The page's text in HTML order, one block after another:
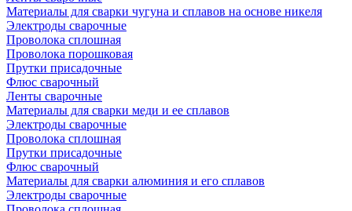
Материалы для сварки чугуна и сплавов на основе никеля
Электроды сварочные
Проволока сплошная
Проволока порошковая
Прутки присадочные
Флюс сварочный
Ленты сварочные
Материалы для сварки меди и ее сплавов
Электроды сварочные
Проволока сплошная
Прутки присадочные
Флюс сварочный
Материалы для сварки алюминия и его сплавов
Электроды сварочные